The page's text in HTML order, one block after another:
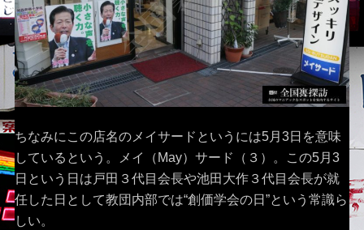
ちなみにこの店名のメイサードというには5月3日を意味
しているという。メイ（May）サード（３）。この5月3
日という日は戸田３代目会長や池田大作３代目会長が就
任した日として教団内部では“創価学会の日”という常識ら
しい。